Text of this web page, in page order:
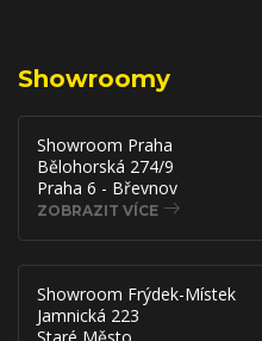
Showroomy
Showroom Praha
Bělohorská 274/9
Praha 6 - Břevnov
ZOBRAZIT VÍCE
Showroom Frýdek-Místek
Jamnická 223